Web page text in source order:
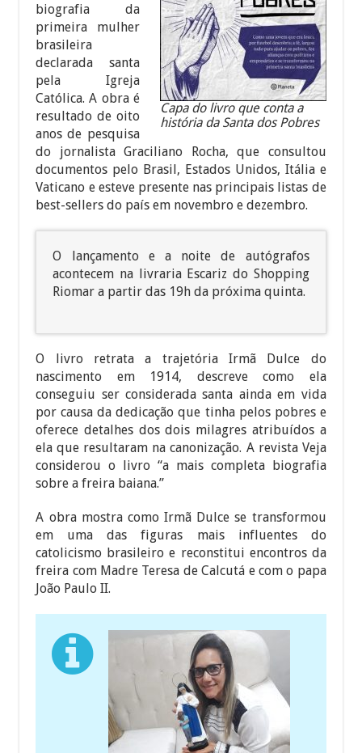
Capa do livro que conta a
história da Santa dos Pobres
biografia da
primeira mulher
brasileira
declarada santa
pela Igreja
Católica. A obra é
resultado de oito
anos de pesquisa
do jornalista Graciliano Rocha, que consultou
documentos pelo Brasil, Estados Unidos, Itália e
Vaticano e esteve presente nas principais listas de
best-sellers do país em novembro e dezembro.
O lançamento e a noite de autógrafos
acontecem na livraria Escariz do Shopping
Riomar a partir das 19h da próxima quinta.
O livro retrata a trajetória Irmã Dulce do
nascimento em 1914, descreve como ela
conseguiu ser considerada santa ainda em vida
por causa da dedicação que tinha pelos pobres e
oferece detalhes dos dois milagres atribuídos a
ela que resultaram na canonização. A revista Veja
considerou o livro “a mais completa biografia
sobre a freira baiana.”
A obra mostra como Irmã Dulce se transformou
em uma das figuras mais influentes do
catolicismo brasileiro e reconstitui encontros da
freira com Madre Teresa de Calcutá e com o papa
João Paulo II.